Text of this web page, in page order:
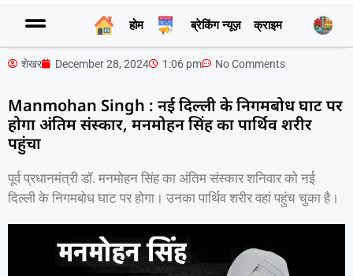
होम ब्रेकिंग न्यूज़ क्राइम
शेखर December 28, 2024 1:06 pm No Comments
Manmohan Singh : नई दिल्ली के निगमबोध घाट पर
होगा अंतिम संस्कार, मनमोहन सिंह का पार्थिव शरीर
पहुंचा
पूर्व प्रधानमंत्री डॉ. मनमोहन सिंह का अंतिम संस्कार शनिवार को नई
दिल्ली के निगमबोध घाट पर होगा। उनका पार्थिव शरीर वहां पहुंच चुका है।